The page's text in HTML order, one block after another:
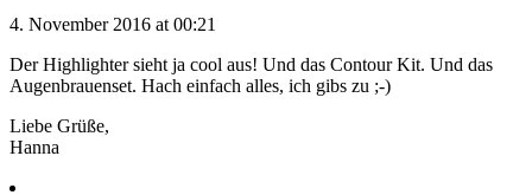
4. November 2016 at 00:21
Der Highlighter sieht ja cool aus! Und das Contour Kit. Und das
Augenbrauenset. Hach einfach alles, ich gibs zu ;-)
Liebe Grüße,
Hanna